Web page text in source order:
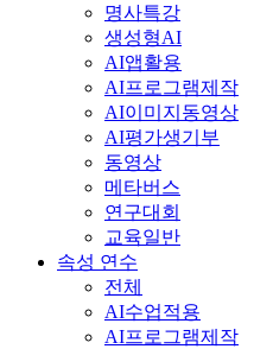
명사특강
생성형AI
AI앱활용
AI프로그램제작
AI이미지동영상
AI평가생기부
동영상
메타버스
연구대회
교육일반
속성 연수
전체
AI수업적용
AI프로그램제작